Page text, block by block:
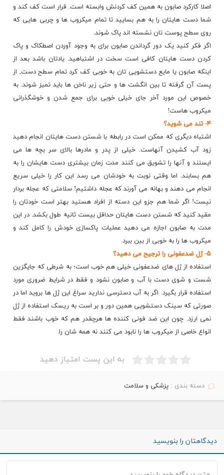
اصلا کارکرد صابون به همین کف کردنش وابسته است. قرار است کف کند و
شما دست هایتان را به هم بسایید تا تمام میکروب ها و چربی هایی که
روی سطح پوست تان نشسته اند پاک شوند.
اگر فکر کنید یک دور گرداندن صابون برای به وجود آوردن اصطکاک و پاک
کردن دست هایتان کافی است سخت در اشتباهید. یادتان باشد بعد از
اینکه صابون یا مایع دستشویی تان به خوبی کف کرد تمام سطح دست, از
پست آن گرفته تا بین انگشت ها و حتی زیر ناخن ها باید تمیز شوند. به
خصوص این مورد آخر جای خیلی خوبی برای جمع شدن و خوشگذرانی
میکروب هاست!
۴- تند می شوید؟
اشتباه دیگری که ممکن است در رابطه با شستن دست هایتان انجام دهید
زود آب کشیدن آنهاست. خیلی از پدر و مادرها بالای سر بچه ها می
ایستند و آنها را تشویق می کنند مدت زمان بیشتری دست هایشان را به
هم بسابند. اما وقتی نوبت به خودشان می رسد این کار را خیلی سریع
انجام می دهند و بهانه می آورند که عجله داشتیم! سلامتی که عجله بردار
نیست! اگر شما هم جزو این دسته از افراد هستید بهتر است خودتان را
مقید کنید که شستن دست هایتان حداقل بیست ثانیه طول بکشد. در این
مدت به صابون اجازه می دهید عملیات پاکسازی خودش را کامل کند و
میکروب ها را به خوبی از بین ببرد.
۵- ژل ضدعفونی را ترجیح می دهید؟
استفاده از ژل های ضدعفونی خیلی هم خوب است؛ به شرطی که جایگزین
شست و شوی دست با آب و صابون نشود و فقط در شرایط ضروری مورد
استفاده قرار بگیرد. اگر به آب دسترسی ندارید سراغ این ژل ها بروید اما در
صورتی که سینک دستشویی همین دور و بر است به ریسک استفاده از ژل
نمی ارزد. چون این ضد فونی کننده ها هرچقدر هم که خوب باشند فقط
انواع خاصی از میکروب ها را نابود می کنند نه همه شان را.
به این پست امتیاز دهید
دسته بندی :پزشکی و سلامت
دیدگاهتان را بنویسید